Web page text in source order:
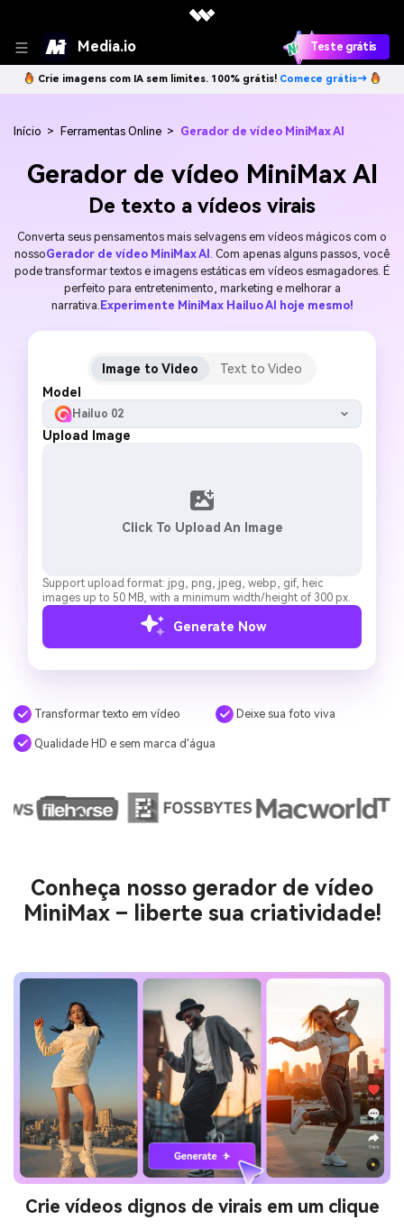
Media.io Teste grátis
Crie imagens com IA sem limites. 100% grátis! Comece grátis→
Início > Ferramentas Online > Gerador de vídeo MiniMax AI
Gerador de vídeo MiniMax AI
De texto a vídeos virais
Converta seus pensamentos mais selvagens em vídeos mágicos com o
nossoGerador de vídeo MiniMax AI
. Com apenas alguns passos, você
pode transformar textos e imagens estáticas em vídeos esmagadores. É
perfeito para entretenimento, marketing e melhorar a
narrativa. Experimente MiniMax Hailuo AI hoje mesmo!
Image to Video
Text to Video
Model
Hailuo 02
Upload Image
Click To Upload An Image
Support upload format: jpg, png, jpeg, webp, gif, heic
images up to 50 MB, with a minimum width/height of 300 px.
Generate Now
Transformar texto em vídeo Deixe sua foto viva
Qualidade HD e sem marca d'água
Conheça nosso gerador de vídeo
MiniMax – liberte sua criatividade!
Crie vídeos dignos de virais em um clique